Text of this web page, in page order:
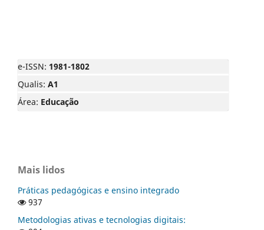
e-ISSN: 1981-1802
Qualis: A1
Área: Educação
Mais lidos
Práticas pedagógicas e ensino integrado
937
Metodologias ativas e tecnologias digitais: